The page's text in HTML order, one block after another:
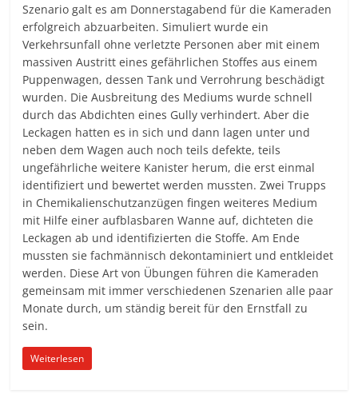
Szenario galt es am Donnerstagabend für die Kameraden
erfolgreich abzuarbeiten. Simuliert wurde ein
Verkehrsunfall ohne verletzte Personen aber mit einem
massiven Austritt eines gefährlichen Stoffes aus einem
Puppenwagen, dessen Tank und Verrohrung beschädigt
wurden. Die Ausbreitung des Mediums wurde schnell
durch das Abdichten eines Gully verhindert. Aber die
Leckagen hatten es in sich und dann lagen unter und
neben dem Wagen auch noch teils defekte, teils
ungefährliche weitere Kanister herum, die erst einmal
identifiziert und bewertet werden mussten. Zwei Trupps
in Chemikalienschutzanzügen fingen weiteres Medium
mit Hilfe einer aufblasbaren Wanne auf, dichteten die
Leckagen ab und identifizierten die Stoffe. Am Ende
mussten sie fachmännisch dekontaminiert und entkleidet
werden. Diese Art von Übungen führen die Kameraden
gemeinsam mit immer verschiedenen Szenarien alle paar
Monate durch, um ständig bereit für den Ernstfall zu
sein.
Weiterlesen